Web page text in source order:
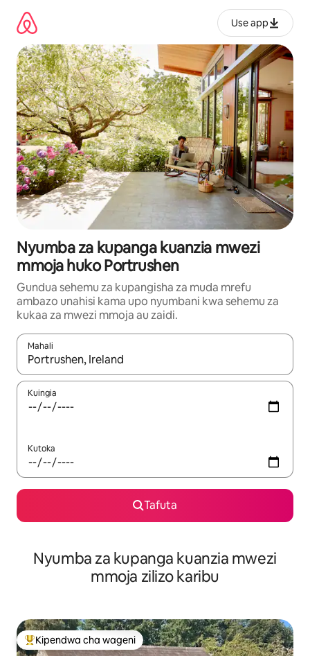
kwenda
kwenye
maudhui
Use app
Nyumba za kupanga kuanzia mwezi
mmoja huko Portrushen
Gundua sehemu za kupangisha za muda mrefu
ambazo unahisi kama upo nyumbani kwa sehemu za
kukaa za mwezi mmoja au zaidi.
Mahali
Wakati matokeo yanapatikana, vinjari kwa kutumia vitufe vya
Kuingia
Kutoka
Tafuta
Nyumba za kupanga kuanzia mwezi
mmoja zilizo karibu
Kipendwa maarufu cha wageni
Kipendwa cha wageni